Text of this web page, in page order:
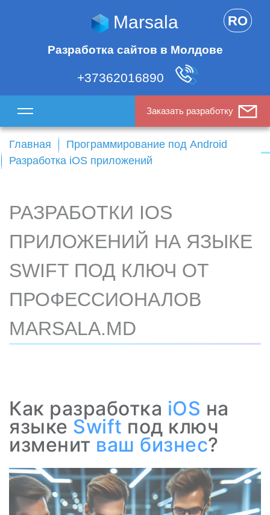
Marsala
Разработка сайтов в Молдове
+37362016890
RO
Заказать разработку
Главная
Программирование под Android
Разработка iOS приложений
РАЗРАБОТКИ IOS
ПРИЛОЖЕНИЙ НА ЯЗЫКЕ
SWIFT ПОД КЛЮЧ ОТ
ПРОФЕССИОНАЛОВ
MARSALA.MD
Как разработка iOS на
языке Swift под ключ
изменит ваш бизнес?